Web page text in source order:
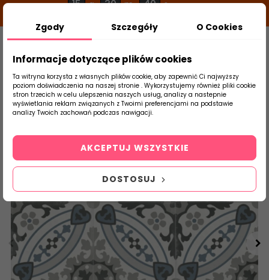
15 g 30 m 40 s
Szukaj
produktu
Strona Główna Salon / Taras Aparici
Zgody Szczegóły O Cookies
Informacje dotyczące plików cookies
Ta witryna korzysta z własnych plików cookie, aby zapewnić Ci najwyższy
poziom doświadczenia na naszej stronie . Wykorzystujemy również pliki cookie
stron trzecich w celu ulepszenia naszych usług, analizy a nastepnie
wyświetlania reklam związanych z Twoimi preferencjami na podstawie
analizy Twoich zachowań podczas nawigacji.
DOSTOSUJ
AKCEPTUJ WSZYSTKIE